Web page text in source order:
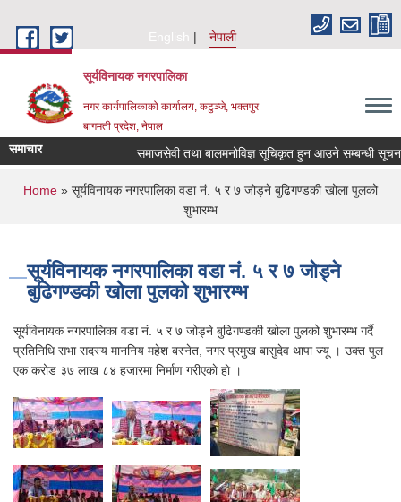
English
नेपाली
सूर्यविनायक नगरपालिका
नगर कार्यपालिकाको कार्यालय, कटुञ्जे, भक्तपुर
बागमती प्रदेश, नेपाल
समाचार समाजसेवी तथा बालमनोविज्ञ सूचिकृत हुन आउने सम्बन्धी सूचना
You are here
Home » सूर्यविनायक नगरपालिका वडा नं. ५ र ७ जोड्ने बुढिगण्डकी खोला पुलको
शुभारम्भ
सूर्यविनायक नगरपालिका वडा नं. ५ र ७ जोड्ने
बुढिगण्डकी खोला पुलको शुभारम्भ
सूर्यविनायक नगरपालिका वडा नं. ५ र ७ जोड्ने बुढिगण्डकी खोला पुलको शुभारम्भ गर्दै
प्रतिनिधि सभा सदस्य माननिय महेश बस्नेत, नगर प्रमुख बासुदेव थापा ज्यू । उक्त पुल
एक करोड ३७ लाख ८४ हजारमा निर्माण गरीएकाे हाे ।